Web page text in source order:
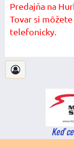
Predajňa na
Tovar si
telefonicky.
Keď